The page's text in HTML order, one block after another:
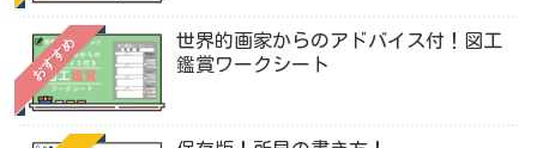
おすすめ
世界的画家からのアドバイス付！図工
鑑賞ワークシート